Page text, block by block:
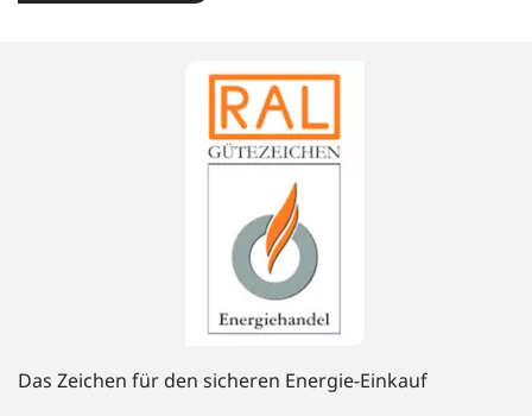
Das Zeichen für den sicheren Energie-Einkauf